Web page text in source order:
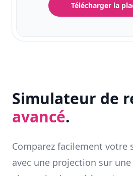
Télécharger la
Simulateur de
avancé.
Comparez facilement votre
avec une projection sur